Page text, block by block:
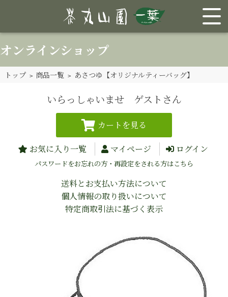
オンラインショップ
トップ > 商品一覧 > あさつゆ【オリジナルティーバッグ】
いらっしゃいませ ゲストさん
お気に入り一覧 マイページ ログイン
パスワードをお忘れの方・再設定をされる方はこちら
送料とお支払い方法について
個人情報の取り扱いについて
特定商取引法に基づく表示